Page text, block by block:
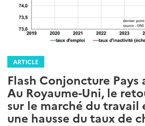
ARTICLE
Flash Conjoncture Pays
Au Royaume-Uni, le
sur le marché du travail
une hausse du taux de